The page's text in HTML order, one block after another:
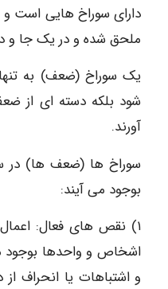
دارای سوراخ هایی است
ملحق شده و در یک جا و
یک سوراخ (ضعف) به
شود بلکه دسته ای از
آورند.
سوراخ ها (ضعف ها) در
بوجود می آیند:
۱) نقص های فعال:
اشخاص و واحدها بوجود
و اشتباهات یا انحراف از